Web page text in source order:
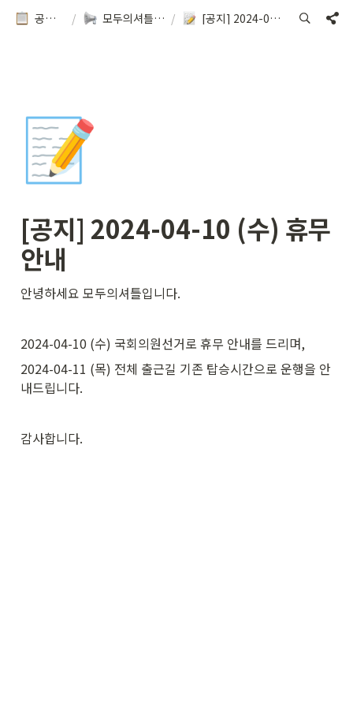
공지&이용방법 / 모두의셔틀 소식을 확인해보세요! / [공지] 2024-04-10 (수) 휴무 안내
📝
[공지] 2024-04-10 (수) 휴무
안내
안녕하세요 모두의셔틀입니다.
2024-04-10 (수) 국회의원선거로 휴무 안내를 드리며,
2024-04-11 (목) 전체 출근길 기존 탑승시간으로 운행을 안
내드립니다.
감사합니다.